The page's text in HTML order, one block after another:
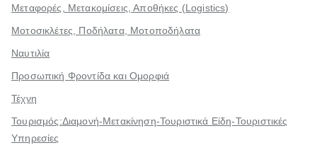
Μεταφορές, Μετακομίσεις, Αποθήκες (Logistics)
Μοτοσικλέτες, Ποδήλατα, Μοτοποδήλατα
Ναυτιλία
Προσωπική Φροντίδα και Ομορφιά
Τέχνη
Τουρισμός:Διαμονή-Μετακίνηση-Τουριστικά Είδη-Τουριστικές
Υπηρεσίες